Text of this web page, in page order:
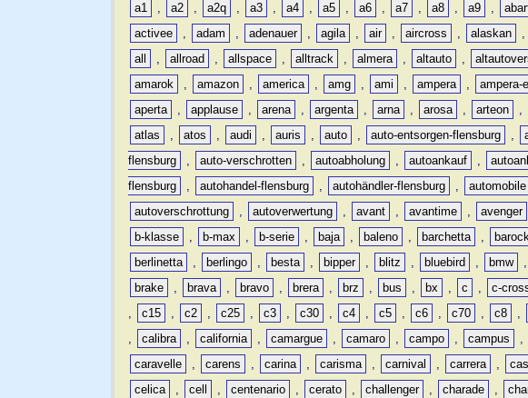
a1
, a2 , a2q , a3 , a4 , a5 , a6 , a7 , a8 , a9 ,
activee
, adam , adenauer , agila , air , aircross , alaskan ,
all
, allroad , allspace , alltrack , almera , altauto ,
amarok
, amazon , america , amg , ami , ampera , ampera-e
aperta
, applause , arena , argenta , arna , arosa , arteon ,
atlas
, atos , audi , auris , auto , auto-entsorgen-flensburg ,
flensburg
, auto-verschrotten , autoabholung , autoankauf ,
flensburg
, autohandel-flensburg , autohändler-flensburg , automobile
autoverschrottung
, autoverwertung , avant , avantime , avenger
b-klasse
, b-max , b-serie , baja , baleno , barchetta ,
berlinetta
, berlingo , besta , bipper , blitz , bluebird , bmw ,
brake
, brava , bravo , brera , brz , bus , bx , c , c-
,
c15 , c2 , c25 , c3 , c30 , c4 , c5 , c6 , c70 , c8 ,
,
calibra , california , camargue , camaro , campo , campus ,
caravelle
, carens , carina , carisma , carnival , carrera ,
celica
, cell , centenario , cerato , challenger , charade ,